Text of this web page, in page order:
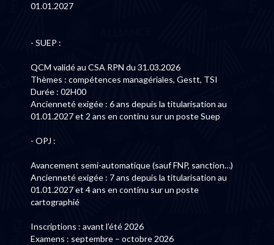
01.01.2027
- SUEP :
QCM validé au CSA RPN du 31.03.2026
Thèmes : compétences managériales, Gestt, TSI
Durée : 02H00
Ancienneté exigée : 6 ans depuis la titularisation au
01.01.2027 et 2 ans en continu sur un poste Suep
- OPJ :
Avancement semi-automatique (sauf FNP, sanction…)
Ancienneté exigée : 7 ans depuis la titularisation au
01.01.2027 et 4 ans en continu sur un poste
cartographié
Inscriptions : avant l’été 2026
Examens : septembre – octobre 2026